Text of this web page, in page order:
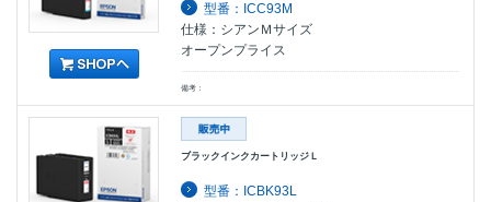
型番：ICC93M
仕様：シアンＭサイズ
オープンプライス
備考：
ブラックインクカートリッジＬ
型番：ICBK93L